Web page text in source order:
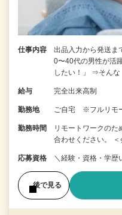
仕事内容
出品入力から発送ま
0〜40代の男性が活
したい！」 ⇒そん
給与 完全出来高制
勤務地 ご自宅 ※フルリモ
勤務時間
リモートワークのた
合わせください。
応募資格 ＼経験・資格・学歴
後で見る